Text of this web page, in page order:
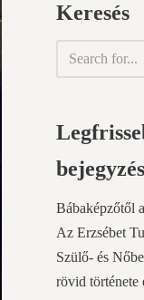
Keresés
Bábaképzőtől
Az Erzsébet
Szülő- és
rövid története